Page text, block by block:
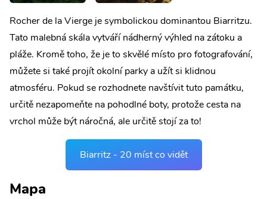
Rocher de la Vierge je symbolickou dominantou Biarritzu.
Tato malebná skála vytváří nádherný výhled na zátoku a
pláže. Kromě toho, že je to skvělé místo pro fotografování,
můžete si také projít okolní parky a užít si klidnou
atmosféru. Pokud se rozhodnete navštívit tuto památku,
určitě nezapomeňte na pohodlné boty, protože cesta na
vrchol může být náročná, ale určitě stojí za to!
Biarritz - 20 míst co vidět
Mapa